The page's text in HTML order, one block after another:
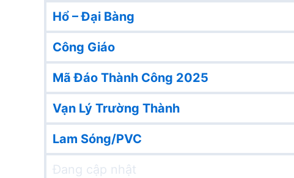
Hổ – Đại Bàng
Công Giáo
Mã Đáo Thành Công 2025
Vạn Lý Trường Thành
Lam Sóng/PVC
Đang cập nhật